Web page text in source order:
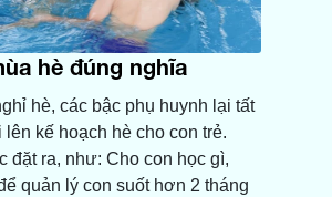
hè đúng nghĩa
hè, các bậc phụ huynh lại tất
lên kế hoạch hè cho con trẻ.
ra, như: Cho con học gì,
quản lý con suốt hơn 2 tháng